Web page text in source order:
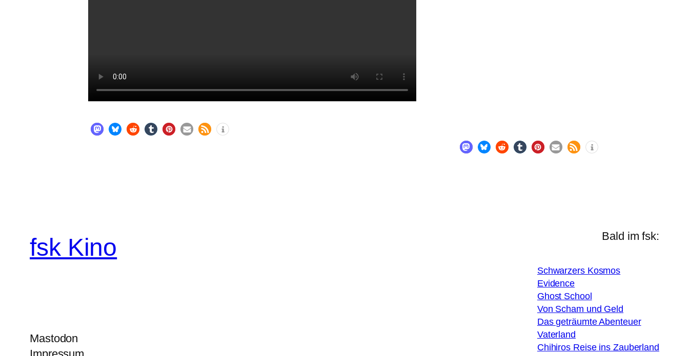
fsk Kino
Mastodon
Bald im fsk:
Schwarzers Kosmos
Evidence
Ghost School
Von Scham und Geld
Das geträumte Abenteuer
Vaterland
Chihiros Reise ins Zauberland